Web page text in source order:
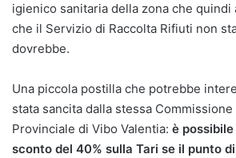
igienico sanitaria della zona che
che il Servizio di Raccolta Rifiuti non
dovrebbe.
Una piccola postilla che potrebbe
stata sancita dalla stessa
Provinciale di Vibo Valentia: è
sconto del 40% sulla Tari se il punto